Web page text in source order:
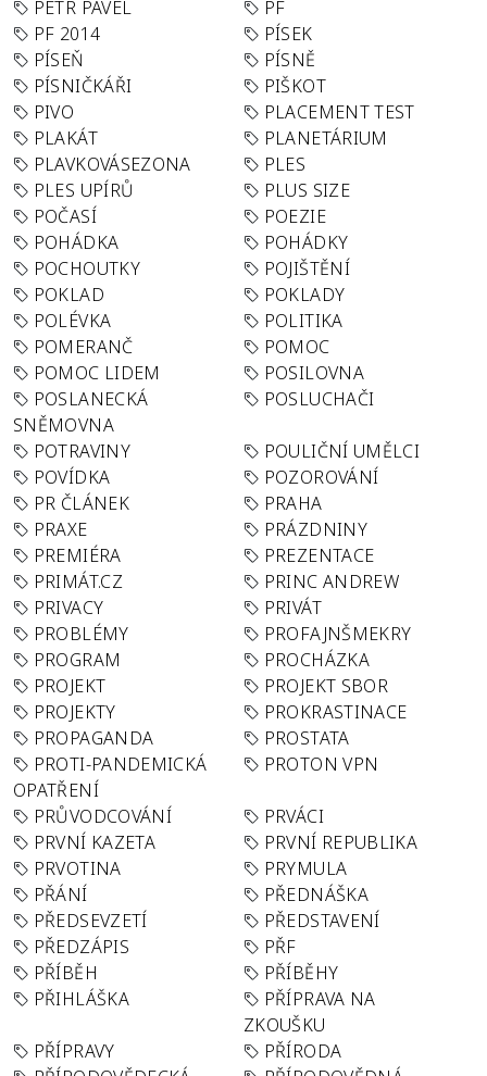
PETR PAVEL
PF
PF 2014
PÍSEK
PÍSEŇ
PÍSNĚ
PÍSNIČKÁŘI
PIŠKOT
PIVO
PLACEMENT TEST
PLAKÁT
PLANETÁRIUM
PLAVKOVÁSEZONA
PLES
PLES UPÍRŮ
PLUS SIZE
POČASÍ
POEZIE
POHÁDKA
POHÁDKY
POCHOUTKY
POJIŠTĚNÍ
POKLAD
POKLADY
POLÉVKA
POLITIKA
POMERANČ
POMOC
POMOC LIDEM
POSILOVNA
POSLANECKÁ
SNĚMOVNA
POSLUCHAČI
POTRAVINY
POULIČNÍ UMĚLCI
POVÍDKA
POZOROVÁNÍ
PR ČLÁNEK
PRAHA
PRAXE
PRÁZDNINY
PREMIÉRA
PREZENTACE
PRIMÁT.CZ
PRINC ANDREW
PRIVACY
PRIVÁT
PROBLÉMY
PROFAJNŠMEKRY
PROGRAM
PROCHÁZKA
PROJEKT
PROJEKT SBOR
PROJEKTY
PROKRASTINACE
PROPAGANDA
PROSTATA
PROTI-PANDEMICKÁ
OPATŘENÍ
PROTON VPN
PRŮVODCOVÁNÍ
PRVÁCI
PRVNÍ KAZETA
PRVNÍ REPUBLIKA
PRVOTINA
PRYMULA
PŘÁNÍ
PŘEDNÁŠKA
PŘEDSEVZETÍ
PŘEDSTAVENÍ
PŘEDZÁPIS
PŘF
PŘÍBĚH
PŘÍBĚHY
PŘIHLÁŠKA
PŘÍPRAVA NA
ZKOUŠKU
PŘÍPRAVY
PŘÍRODA